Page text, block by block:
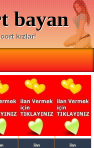
bayan
kızlar!
ilan ilan